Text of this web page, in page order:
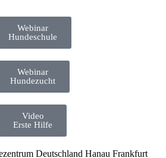
Webinar
Hundeschule
Webinar
Hundezucht
Video
Erste Hilfe